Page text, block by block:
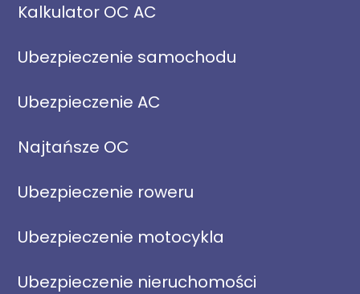
Kalkulator OC AC
Ubezpieczenie samochodu
Ubezpieczenie AC
Najtańsze OC
Ubezpieczenie roweru
Ubezpieczenie motocykla
Ubezpieczenie nieruchomości